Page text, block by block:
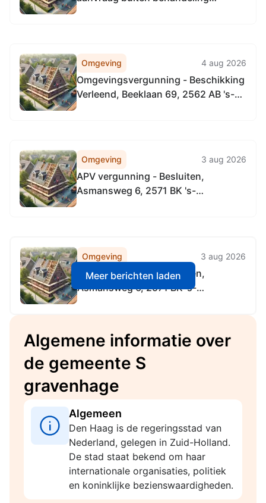
2518 PM 's-Gravenhage
Omgeving 4 aug 2026
Omgevingsvergunning - Beschikking
Verleend, Beeklaan 69, 2562 AB 's-
Omgeving 3 aug 2026
APV vergunning - Besluiten,
Asmansweg 6, 2571 BK 's-
Omgeving 3 aug 2026
APV vergunning - Besluiten,
Asmansweg 6, 2571 BK 's-
Meer berichten laden
Algemene informatie over
de gemeente S
gravenhage
Algemeen
Den Haag is de regeringsstad van
Nederland, gelegen in Zuid-Holland.
De stad staat bekend om haar
internationale organisaties, politiek
en koninklijke bezienswaardigheden.